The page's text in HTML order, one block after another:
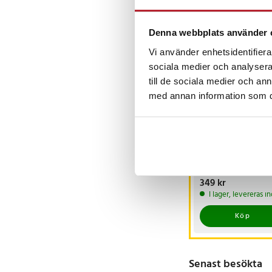
Denna webbplats använder
Vi använder
sociala medier och
till de sociala medier och
med annan information som
för Oral-B iO /
Utbyteshuvuden
Pris: 349 kr
349 kr
I lager, levereras
Köp
Senast besökta